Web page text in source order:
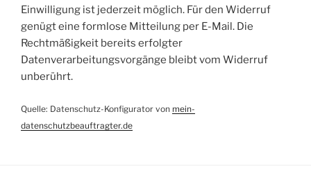
Einwilligung ist jederzeit möglich. Für den Widerruf
genügt eine formlose Mitteilung per E-Mail. Die
Rechtmäßigkeit bereits erfolgter
Datenverarbeitungsvorgänge bleibt vom Widerruf
unberührt.
Quelle: Datenschutz-Konfigurator von mein-
datenschutzbeauftragter.de